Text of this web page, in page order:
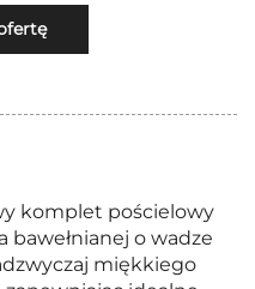
komplet pościelowy
bawełnianej o wadze
miękkiego